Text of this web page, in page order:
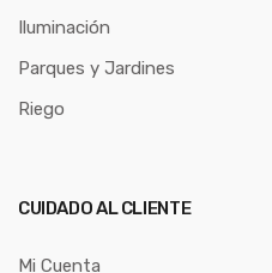
Iluminación
Parques y Jardines
Riego
CUIDADO AL CLIENTE
Mi Cuenta